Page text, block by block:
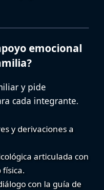
emocional
y pide
cada integrante.
y derivaciones a
articulada con
con la guía de